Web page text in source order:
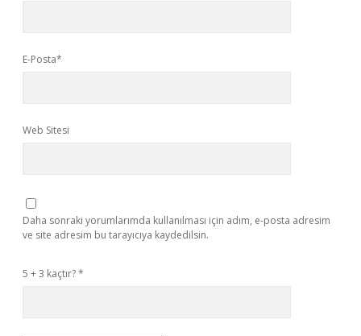
E-Posta*
Web Sitesi
Daha sonraki yorumlarımda kullanılması için adım, e-posta adresim
ve site adresim bu tarayıcıya kaydedilsin.
5 + 3 kaçtır?*